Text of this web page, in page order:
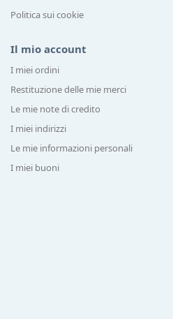
Politica sui cookie
Il mio account
I miei ordini
Restituzione delle mie merci
Le mie note di credito
I miei indirizzi
Le mie informazioni personali
I miei buoni